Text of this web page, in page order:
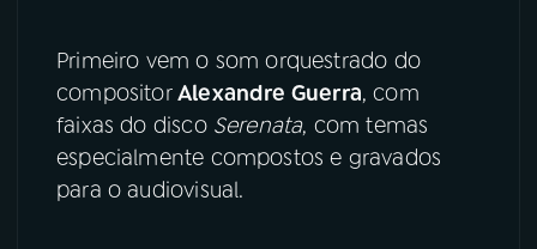
ACOMPANHE A RÁDIO MEC
YouTube Facebook
Primeiro vem o som orquestrado do
compositorAlexandre Guerra, com
faixas do disco Serenata, com temas
especialmente compostos e gravados
para o audiovisual.